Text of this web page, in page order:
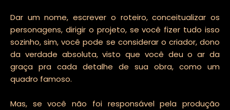
Dar um nome, escrever o roteiro, conceitualizar os
personagens, dirigir o projeto, se você fizer tudo isso
sozinho, sim, você pode se considerar o criador, dono
da verdade absoluta, visto que você deu o ar da
graça pra cada detalhe de sua obra, como um
quadro famoso.
Mas, se você não foi responsável pela produção